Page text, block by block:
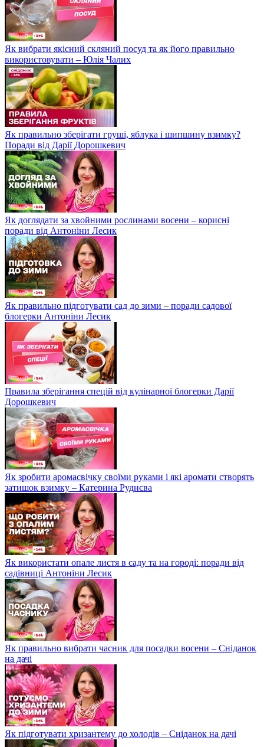
Як вибрати якісний скляний посуд та як його правильно
використовувати – Юлія Чалих
Як правильно зберігати груші, яблука і шипшину взимку?
Поради від Дарії Дорошкевич
Як доглядати за хвойними рослинами восени – корисні
поради від Антоніни Лесик
Як правильно підготувати сад до зими – поради садової
блогерки Антоніни Лесик
Правила зберігання спецій від кулінарної блогерки Дарії
Дорошкевич
Як зробити аромасвічку своїми руками і які аромати створять
затишок взимку – Катерина Руднєва
Як використати опале листя в саду та на городі: поради від
садівниці Антоніни Лесик
Як правильно вибрати часник для посадки восени – Сніданок
на дачі
Як підготувати хризантему до холодів – Сніданок на дачі